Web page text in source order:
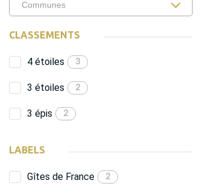
CLASSEMENTS
4 étoiles 3
3 étoiles 2
3 épis 2
LABELS
Gîtes de France 2